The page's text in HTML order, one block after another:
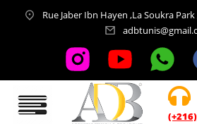
Rue Jaber Ibn Hayen ,La Soukra
Nos services